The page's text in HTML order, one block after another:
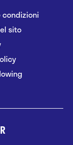
condizioni
sito